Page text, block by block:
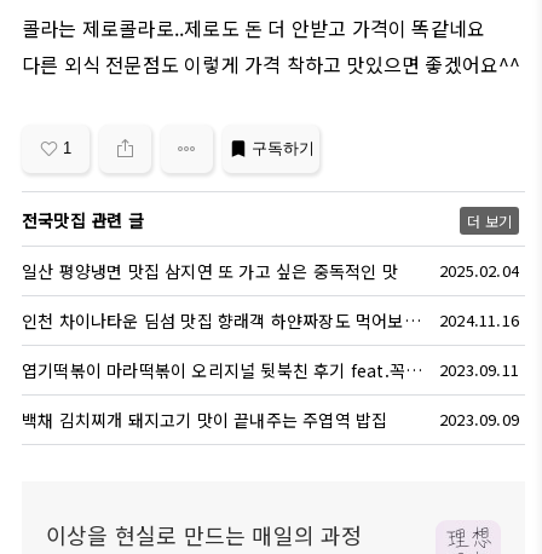
콜라는 제로콜라로..제로도 돈 더 안받고 가격이 똑같네요
다른 외식 전문점도 이렇게 가격 착하고 맛있으면 좋겠어요^^
1 구독하기
전국맛집 관련 글 더 보기
일산 평양냉면 맛집 삼지연 또 가고 싶은 중독적인 맛 2025.02.04
인천 차이나타운 딤섬 맛집 향래객 하얀짜장도 먹어보세요. 2024.11.16
엽기떡볶이 마라떡볶이 오리지널 뒷북친 후기 feat.꼭먹자 2023.09.11
백채 김치찌개 돼지고기 맛이 끝내주는 주엽역 밥집 2023.09.09
이상을 현실로 만드는 매일의 과정